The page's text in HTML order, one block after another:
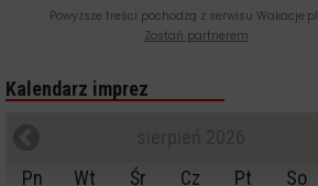
Powyższe treści pochodzą z serwisu Wakacje.pl
Zostań partnerem
Kalendarz imprez
Pn
Wt Śr Cz Pt So